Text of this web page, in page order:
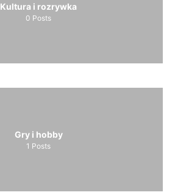
Kultura i rozrywka
0 Posts
Gry i hobby
1 Posts